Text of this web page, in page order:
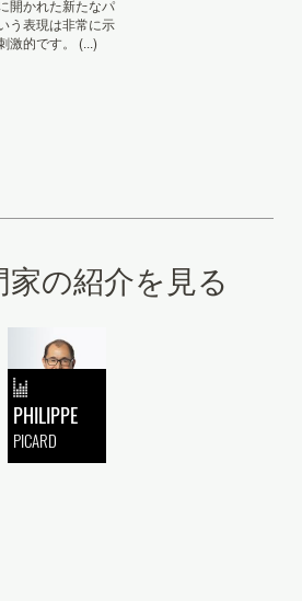
開かれた新たなパ
う表現は非常に示
激的です。 (...)
家の紹介を見る
PHILIPPE
PICARD